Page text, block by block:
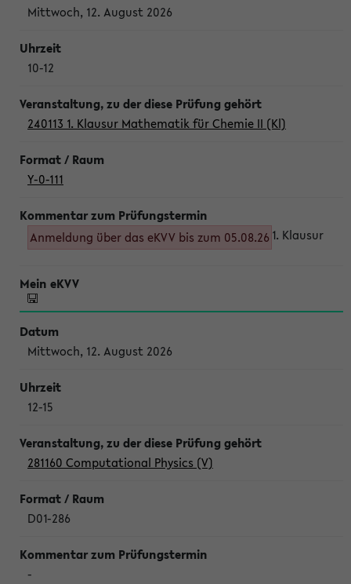
Mittwoch, 12. August 2026
10-12
240113 1. Klausur Mathematik für Chemie II (Kl)
Y-0-111
Anmeldung über das eKVV bis zum 05.08.26 1. Klausur
Mittwoch, 12. August 2026
12-15
281160 Computational Physics (V)
D01-286
-